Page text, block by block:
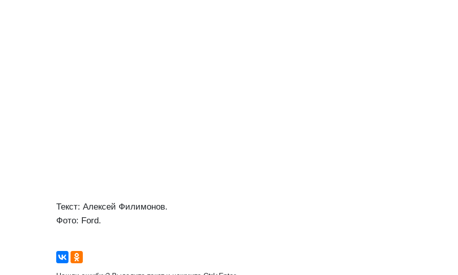
Текст: Алексей Филимонов.
Фото: Ford.